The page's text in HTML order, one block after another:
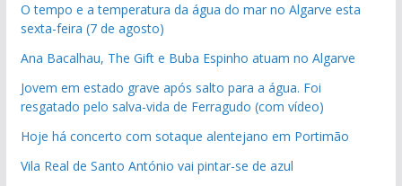
O tempo e a temperatura da água do mar no Algarve esta
sexta-feira (7 de agosto)
Ana Bacalhau, The Gift e Buba Espinho atuam no Algarve
Jovem em estado grave após salto para a água. Foi
resgatado pelo salva-vida de Ferragudo (com vídeo)
Hoje há concerto com sotaque alentejano em Portimão
Vila Real de Santo António vai pintar-se de azul